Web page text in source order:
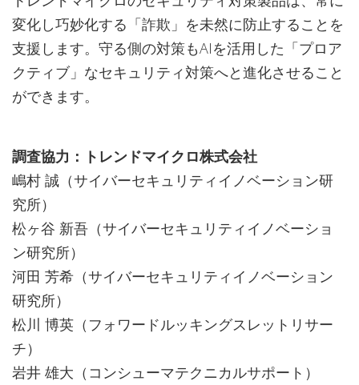
変化し巧妙化する「詐欺」を未然に防止することを
支援します。守る側の対策もAIを活用した「プロア
クティブ」なセキュリティ対策へと進化させること
ができます。
調査協力：トレンドマイクロ株式会社
嶋村 誠（サイバーセキュリティイノベーション研
究所）
松ヶ谷 新吾（サイバーセキュリティイノベーショ
ン研究所）
河田 芳希（サイバーセキュリティイノベーション
研究所）
松川 博英（フォワードルッキングスレットリサー
チ）
岩井 雄大（コンシューマテクニカルサポート）